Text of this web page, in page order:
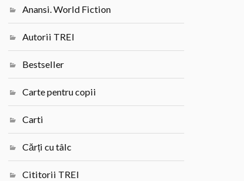
Anansi. World Fiction
Autorii TREI
Bestseller
Carte pentru copii
Carti
Cărți cu tâlc
Cititorii TREI